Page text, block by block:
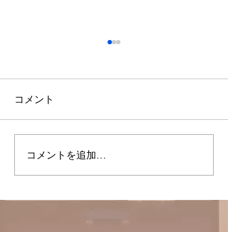
聖路加ガーデン
コメント
コメントを追加…